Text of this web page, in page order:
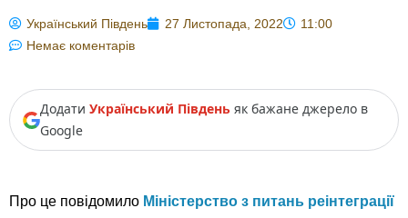
Український Південь 27 Листопада, 2022
11:00
Немає коментарів
Додати Український Південь як бажане джерело в
Google
Про це повідомило Міністерство з питань реінтеграції